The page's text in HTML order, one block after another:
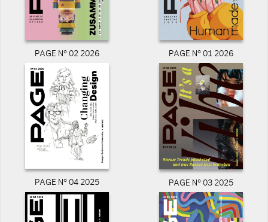
PAGE N° 02 2026 PAGE N° 01 2026
PAGE N° 04 2025 PAGE N° 03 2025